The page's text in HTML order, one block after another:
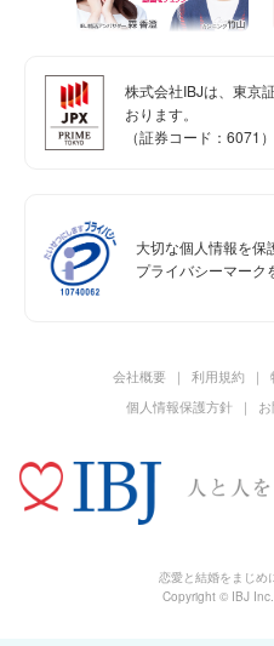
株式会社IBJは、東京
おります。
（証券コード：6071）
大切な個人情報を保
プライバシーマーク
会社概要 利用規約
個人情報保護方針
恋愛と結婚をまじめ
Copyright © IBJ